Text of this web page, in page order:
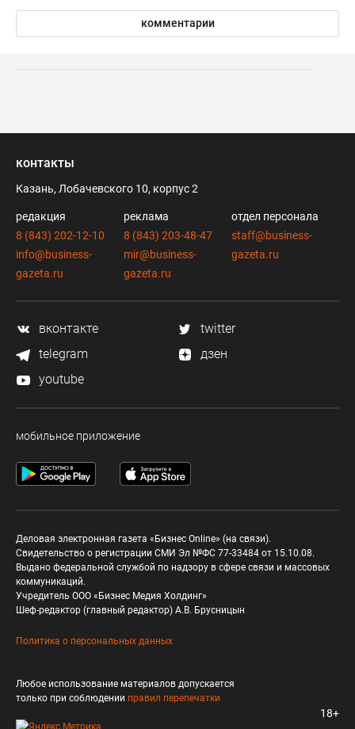
комментарии
контакты
Казань, Лобачевского 10, корпус 2
редакция
8 (843) 202-12-10
info@business-
gazeta.ru
реклама
8 (843) 203-48-47
mir@business-
gazeta.ru
отдел персонала
staff@business-
gazeta.ru
вконтакте
twitter
telegram
дзен
youtube
мобильное приложение
Деловая электронная газета «Бизнес Online» (на связи).
Свидетельство о регистрации СМИ Эл №ФС 77-33484 от 15.10.08.
Выдано федеральной службой по надзору в сфере связи и массовых
коммуникаций.
Учредитель ООО «Бизнес Медия Холдинг»
Шеф-редактор (главный редактор) А.В. Брусницын
Политика о персональных данных
Любое использование материалов допускается
только при соблюдении правил перепечатки
18+